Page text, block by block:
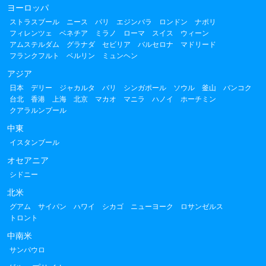
ヨーロッパ
ストラスブール ニース パリ エジンバラ ロンドン
ナポリ
フィレンツェ
ベネチア ミラノ ローマ スイス
ウィーン
アムステルダム
グラナダ セビリア バルセロナ
マドリード
フランクフルト
ベルリン ミュンヘン
アジア
日本 デリー ジャカルタ バリ シンガポール ソウル 釜山
バンコク
台北
香港 上海 北京 マカオ マニラ ハノイ
ホーチミン
クアラルンプール
中東
イスタンブール
オセアニア
シドニー
北米
グアム サイパン ハワイ シカゴ ニューヨーク
ロサンゼルス
トロント
中南米
サンパウロ